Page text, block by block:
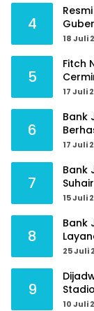
4
18 Juli
5
Fitch
17 Juli
6
Bank
17 Juli
7
Bank
Jambi
15 Juli
8
Bank
ATM
25 Juli
9
10 Juli